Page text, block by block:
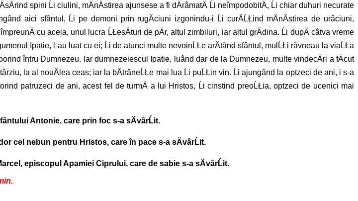
spini Ĺi ciulini, mÄnÄstirea ajunsese a fi dÄrâmatÄ Ĺi neîmpodobitÄ, Ĺi chiar duhuri necurate
aici sfântul, Ĺi pe demoni prin rugÄciuni izgonindu-i Ĺi curÄĹŁind mÄnÄstirea de urâciuni,
cu aceia, unul lucra ĹŁesÄturi de pÄr, altul zimbiluri, iar altul grÄdina. Ĺi dupÄ câtva vreme
Ipatie, l-au luat cu ei; Ĺi de atunci multe nevoinĹŁe arÄtând sfântul, mulĹŁi râvneau la viaĹŁa
întru Dumnezeu. Iar dumnezeiescul Ipatie, luând dar de la Dumnezeu, multe vindecÄri a fÄcut
la al nouÄlea ceas; iar la bÄtrâneĹŁe mai lua Ĺi puĹŁin vin. Ĺi ajungând la optzeci de ani, i s-a
patruzeci de ani, acest fel de turmÄ a lui Hristos, Ĺi cinstind preoĹŁia, optzeci de ucenici mai
Antonie, care prin foc s-a sÄvârĹit.
cel nebun pentru Hristos, care în pace s-a sÄvârĹit.
episcopul Apamiei Ciprului, care de sabie s-a sÄvârĹit.